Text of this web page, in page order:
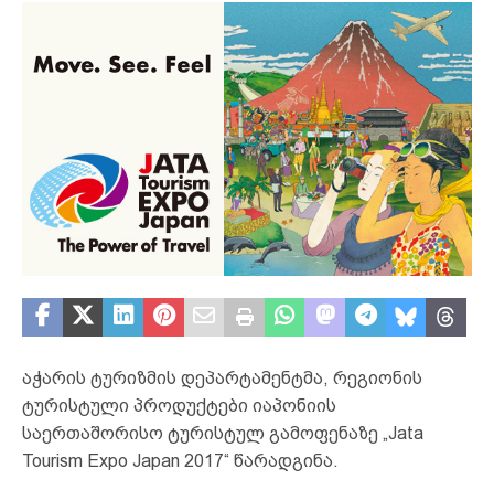
აჭარის ტურიზმის დეპარტამენტმა, რეგიონის
ტურისტული პროდუქტები იაპონიის
საერთაშორისო ტურისტულ გამოფენაზე „Jata
Tourism Expo Japan 2017“ წარადგინა.